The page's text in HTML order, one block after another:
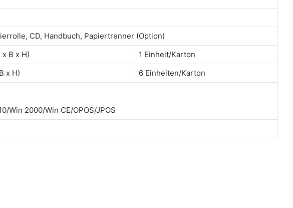
CD, Handbuch, Papiertrenner (Option)
B x H)
1 Einheit/Karton
x H)
6 Einheiten/Karton
Win 2000/Win CE/OPOS/JPOS